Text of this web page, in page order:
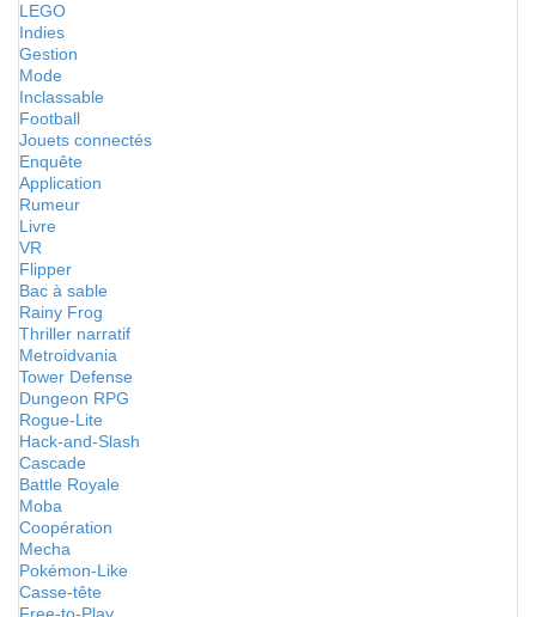
LEGO
Indies
Gestion
Mode
Inclassable
Football
Jouets connectés
Enquête
Application
Rumeur
Livre
VR
Flipper
Bac à sable
Rainy Frog
Thriller narratif
Metroidvania
Tower Defense
Dungeon RPG
Rogue-Lite
Hack-and-Slash
Cascade
Battle Royale
Moba
Coopération
Mecha
Pokémon-Like
Casse-tête